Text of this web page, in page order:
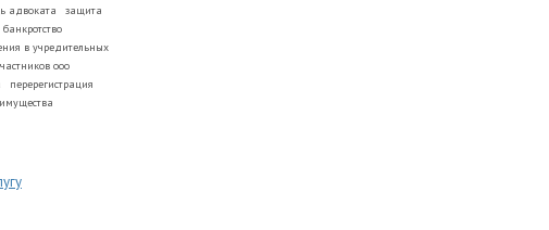
адвоката
защита
банкротство
в учредительных
ооо
перерегистрация